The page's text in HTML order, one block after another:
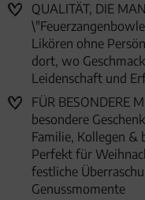
QUALITÄT, DIE
Likören ohne
dort, wo
Leidenschaft und
FÜR BESONDERE
besondere
Familie, Kollegen &
Perfekt für
festliche
Genussmomente